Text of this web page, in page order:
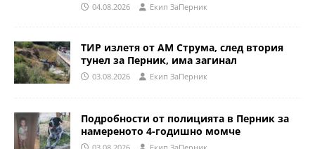
04.08.2026 Eкип ЗаПерник
ТИР излетя от АМ Струма, след втория
тунел за Перник, има загинал
03.08.2026 Eкип ЗаПерник
Подробности от полицията в Перник за
намереното 4-годишно момче